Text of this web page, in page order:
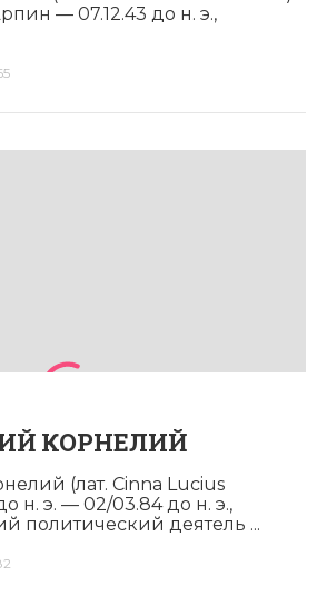
— 07.12.43 до н. э.,
КОРНЕЛИЙ
(лат. Cinna Lucius
н. э. — 02/03.84 до н. э.,
политический деятель ...